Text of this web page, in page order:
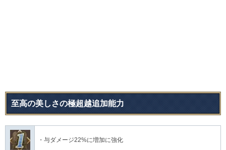
至高の美しさの極超越追加能力
・与ダメージ22%に増加に強化